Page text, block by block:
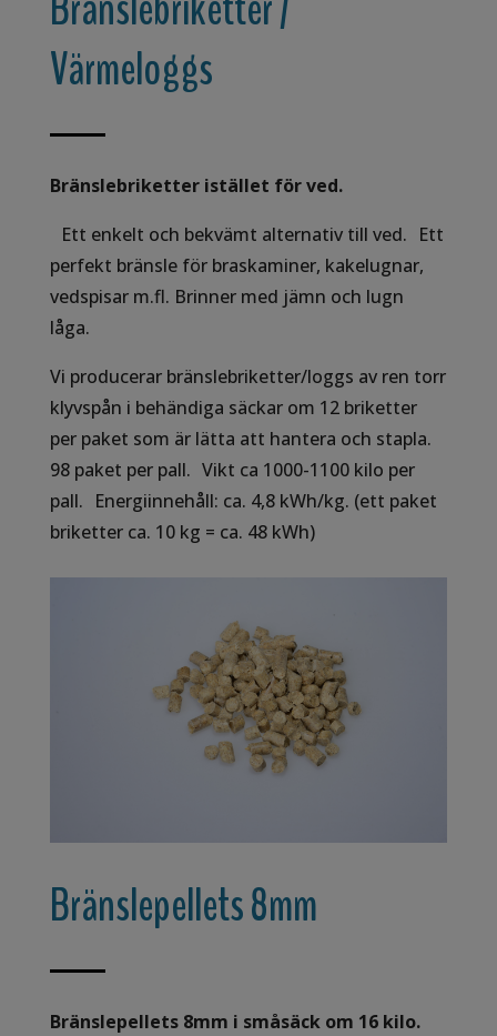
Värmeloggs
Bränslebriketter istället för ved.
Ett enkelt och bekvämt alternativ till ved. Ett
perfekt bränsle för braskaminer, kakelugnar,
vedspisar m.fl. Brinner med jämn och lugn
låga.
Vi producerar bränslebriketter/loggs av ren torr
klyvspån i behändiga säckar om 12 briketter
per paket som är lätta att hantera och stapla.
98 paket per pall. Vikt ca 1000-1100 kilo per
pall. Energiinnehåll: ca. 4,8 kWh/kg. (ett paket
briketter ca. 10 kg = ca. 48 kWh)
Bränslepellets 8mm
Bränslepellets 8mm i småsäck om 16 kilo.